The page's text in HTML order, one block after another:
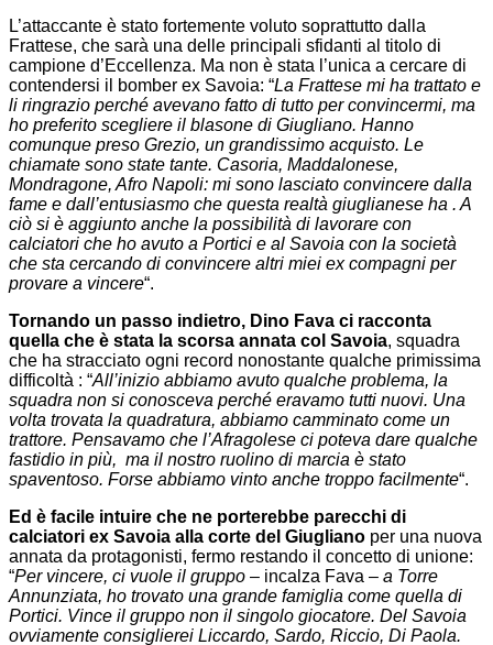
L’attaccante è stato fortemente voluto soprattutto dalla
Frattese, che sarà una delle principali sfidanti al titolo di
campione d’Eccellenza. Ma non è stata l’unica a cercare di
contendersi il bomber ex Savoia: “La Frattese mi ha trattato e
li ringrazio perché avevano fatto di tutto per convincermi, ma
ho preferito scegliere il blasone di Giugliano. Hanno
comunque preso Grezio, un grandissimo acquisto. Le
chiamate sono state tante. Casoria, Maddalonese,
Mondragone, Afro Napoli: mi sono lasciato convincere dalla
fame e dall’entusiasmo che questa realtà giuglianese ha . A
ciò si è aggiunto anche la possibilità di lavorare con
calciatori che ho avuto a Portici e al Savoia con la società
che sta cercando di convincere altri miei ex compagni per
provare a vincere“.
Tornando un passo indietro, Dino Fava ci racconta
quella che è stata la scorsa annata col Savoia, squadra
che ha stracciato ogni record nonostante qualche primissima
difficoltà : “All’inizio abbiamo avuto qualche problema, la
squadra non si conosceva perché eravamo tutti nuovi. Una
volta trovata la quadratura, abbiamo camminato come un
trattore. Pensavamo che l’Afragolese ci poteva dare qualche
fastidio in più, ma il nostro ruolino di marcia è stato
spaventoso. Forse abbiamo vinto anche troppo facilmente“.
Ed è facile intuire che ne porterebbe parecchi di
calciatori ex Savoia alla corte del Giugliano per una nuova
annata da protagonisti, fermo restando il concetto di unione:
“Per vincere, ci vuole il gruppo – incalza Fava – a Torre
Annunziata, ho trovato una grande famiglia come quella di
Portici. Vince il gruppo non il singolo giocatore. Del Savoia
ovviamente consiglierei Liccardo, Sardo, Riccio, Di Paola.